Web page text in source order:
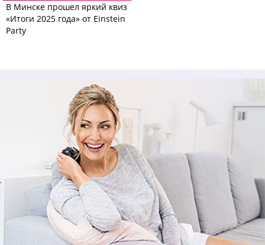
В Минске прошел яркий квиз
«Итоги 2025 года» от Einstein
Party